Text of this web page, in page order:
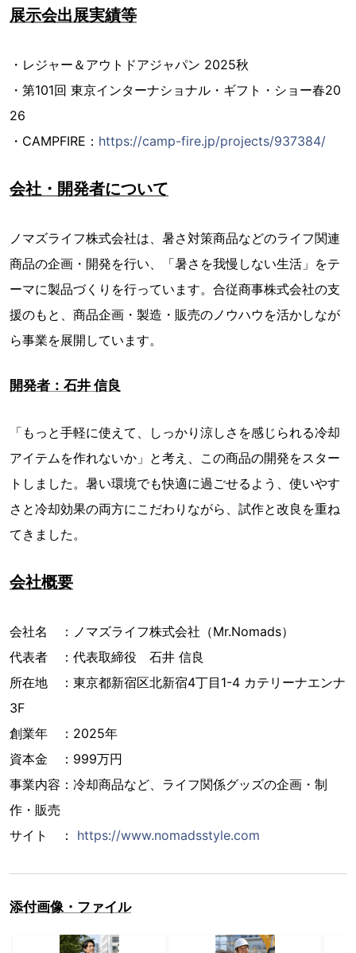
展示会出展実績等
・レジャー＆アウトドアジャパン 2025秋
・第101回 東京インターナショナル・ギフト・ショー春20
26
・CAMPFIRE： https://camp-fire.jp/projects/937384/
会社・開発者について
ノマズライフ株式会社は、暑さ対策商品などのライフ関連
商品の企画・開発を行い、「暑さを我慢しない生活」をテ
ーマに製品づくりを行っています。合従商事株式会社の支
援のもと、商品企画・製造・販売のノウハウを活かしなが
ら事業を展開しています。
開発者：石井 信良
「もっと手軽に使えて、しっかり涼しさを感じられる冷却
アイテムを作れないか」と考え、この商品の開発をスター
トしました。暑い環境でも快適に過ごせるよう、使いやす
さと冷却効果の両方にこだわりながら、試作と改良を重ね
てきました。
会社概要
会社名 ：ノマズライフ株式会社（Mr.Nomads）
代表者 ：代表取締役 石井 信良
所在地 ：東京都新宿区北新宿4丁目1-4 カテリーナエンナ
3F
創業年 ：2025年
資本金 ：999万円
事業内容：冷却商品など、ライフ関係グッズの企画・制
作・販売
サイト ： https://www.nomadsstyle.com
添付画像・ファイル